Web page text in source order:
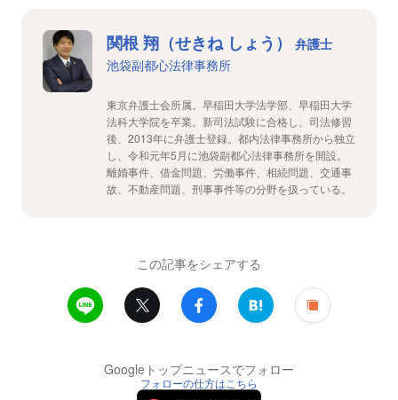
関根 翔（せきね しょう）
弁護士
池袋副都心法律事務所
東京弁護士会所属。早稲田大学法学部、早稲田大学
法科大学院を卒業。新司法試験に合格し、司法修習
後、2013年に弁護士登録。都内法律事務所から独立
し、令和元年5月に池袋副都心法律事務所を開設。
離婚事件、借金問題、労働事件、相続問題、交通事
故、不動産問題、刑事事件等の分野を扱っている。
この記事をシェアする
Googleトップニュースでフォロー
フォローの仕方はこちら